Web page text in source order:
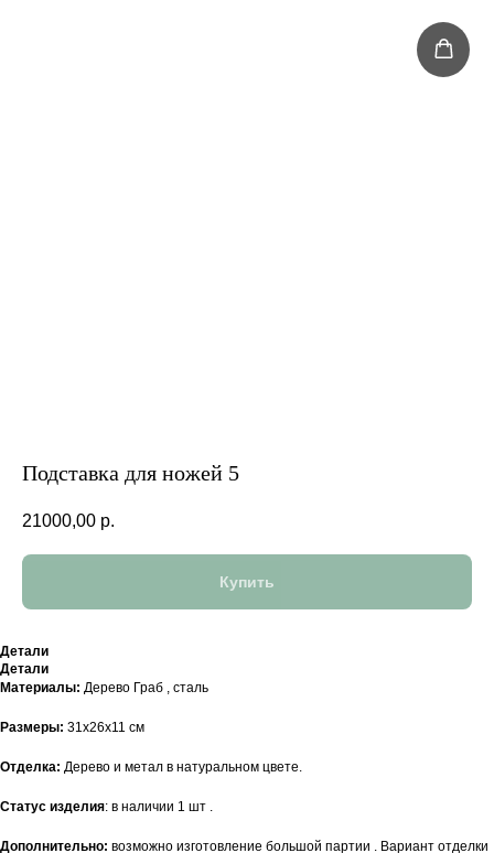
Подставка для ножей 5
21000,00 р.
Купить
Детали
Детали
Материалы: Дерево Граб , сталь
Размеры: 31х26х11 см
Отделка: Дерево и метал в натуральном цвете.
Статус изделия: в наличии 1 шт .
Дополнительно: возможно изготовление большой партии . Вариант отделки